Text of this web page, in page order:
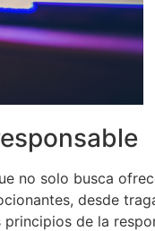
no solo busca
desde
de la